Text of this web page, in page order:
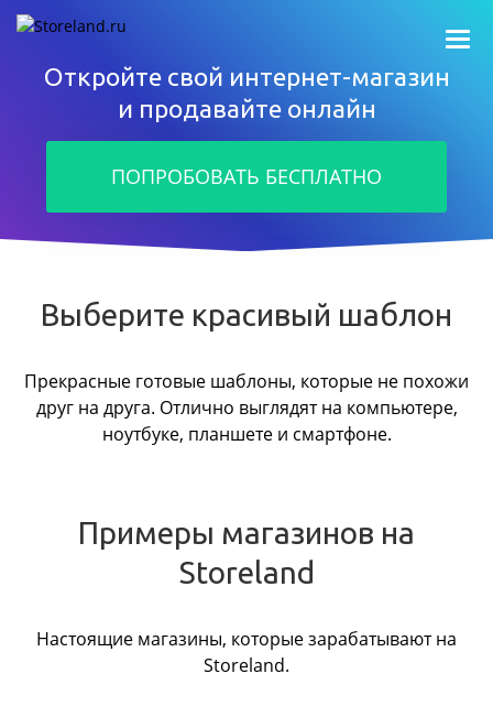
Откройте свой интернет-магазин
и продавайте онлайн
ПОПРОБОВАТЬ БЕСПЛАТНО
Выберите красивый шаблон
Прекрасные готовые шаблоны, которые не похожи
друг на друга. Отлично выглядят на компьютере,
ноутбуке, планшете и смартфоне.
Примеры магазинов на
Storeland
Настоящие магазины, которые зарабатывают на
Storeland.